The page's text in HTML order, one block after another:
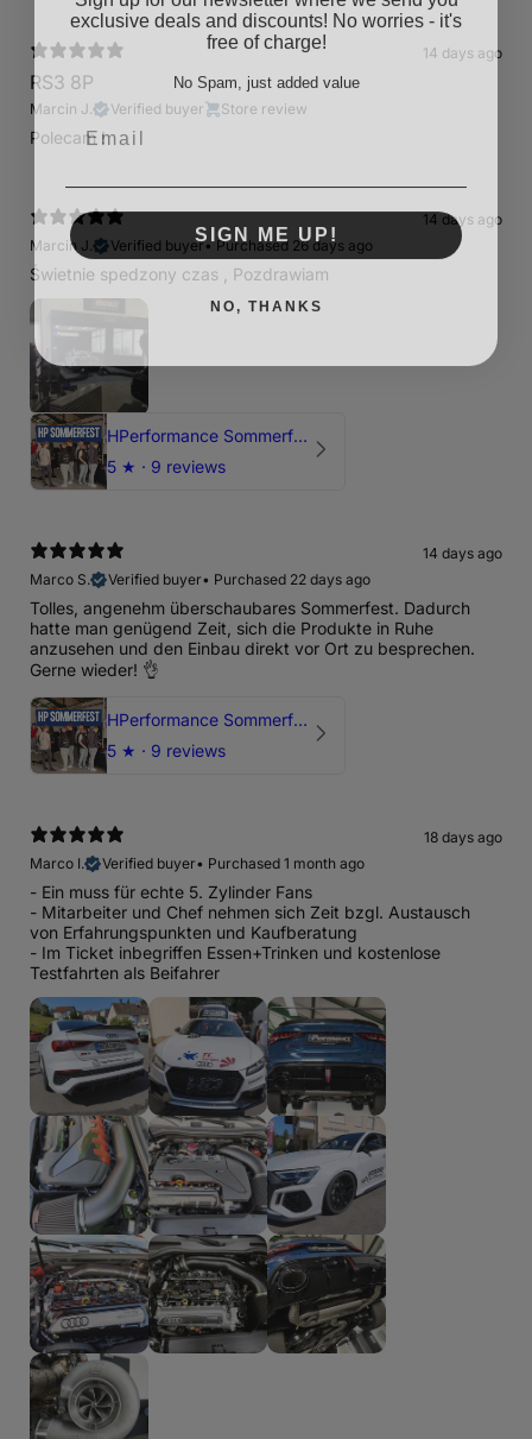
14 days ago
RS3 8P
Marcin J. Verified buyer Store review
Polecam !
14 days ago
Marcin J.
Verified buyer•Purchased 26 days ago
Świetnie spedzony czas , Pozdrawiam
HPerformance Sommerfest 2026
5 ★ · 9 reviews
14 days ago
Marco S.
Verified buyer• Purchased 22 days ago
Tolles, angenehm überschaubares Sommerfest. Dadurch
hatte man genügend Zeit, sich die Produkte in Ruhe
anzusehen und den Einbau direkt vor Ort zu besprechen.
Gerne wieder! 👌
HPerformance Sommerfest 2026
5 ★ · 9 reviews
18 days ago
Marco I.
Verified buyer• Purchased 1 month ago
- Ein muss für echte 5. Zylinder Fans
- Mitarbeiter und Chef nehmen sich Zeit bzgl. Austausch
von Erfahrungspunkten und Kaufberatung
- Im Ticket inbegriffen Essen+Trinken und kostenlose
Testfahrten als Beifahrer
free of charge!
Email
SIGN ME UP!
NO, THANKS